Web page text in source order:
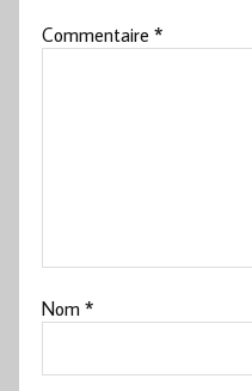
Commentaire*
Nom*